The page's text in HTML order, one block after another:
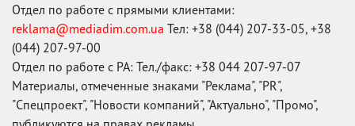
Отдел по работе с прямыми клиентами:
reklama@mediadim.com.ua Тел: +38 (044) 207-33-05, +38
(044) 207-97-00
Отдел по работе с РА: Тел./факс: +38 044 207-97-07
Материалы, отмеченные знаками "Реклама", "PR",
"Спецпроект", "Новости компаний", "Актуально", "Промо",